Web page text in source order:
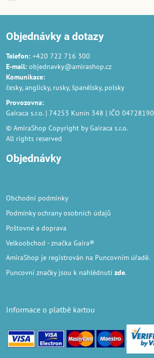
Objednávky a dotazy
Telefon: +420 722 716 300
E-mail: objednavky@amirashop.cz
Komunikace:
česky, anglicky, rusky, španělsky, polsky
Provozovna:
Gairaca s.r.o. | 74253 Kunín 348 | IČO 04728190
© AmiraShop Copyright by Gairaca s.r.o.
All rights reserved
Objednávky
Obchodní podmínky
Podmínky ochrany osobních údajů
Poštovné a doprava
Velkoobchod - značka Gaira®
AmiraShop je registrován na Puncovním úřadě.
Puncovní značkyjsou k nahlédnutí zde.
Informace o platbě kartou